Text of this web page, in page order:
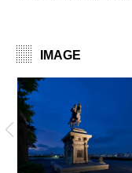
IMAGE